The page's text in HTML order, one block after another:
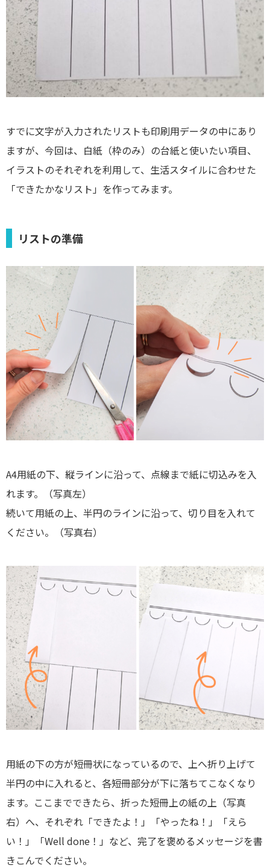
すでに文字が入力されたリストも印刷用データの中にあり
ますが、今回は、白紙（枠のみ）の台紙と使いたい項目、
イラストのそれぞれを利用して、生活スタイルに合わせた
「できたかなリスト」を作ってみます。
リストの準備
A4用紙の下、縦ラインに沿って、点線まで紙に切込みを入
れます。（写真左）
続いて用紙の上、半円のラインに沿って、切り目を入れて
ください。（写真右）
用紙の下の方が短冊状になっているので、上へ折り上げて
半円の中に入れると、各短冊部分が下に落ちてこなくなり
ます。ここまでできたら、折った短冊上の紙の上（写真
右）へ、それぞれ「できたよ！」「やったね！」「えら
い！」「Well done！」など、完了を褒めるメッセージを書
きこんでください。